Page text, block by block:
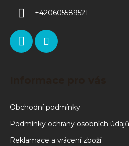
+420605589521
Obchodní podmínky
Podmínky ochrany osobních údajů
Reklamace a vrácení zboží